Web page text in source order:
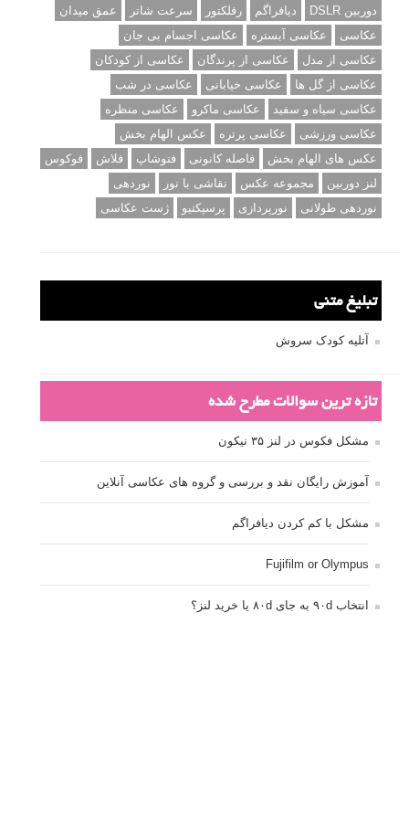
دوربین DSLR
دیافراگم رفلکتور سرعت شاتر
عمق میدان
عکاسی
عکاسی آبستره
عکاسی اجسام بی جان
عکاسی از مدل
عکاسی از پرندگان
عکاسی از کودکان
عکاسی از گل ها
عکاسی خیابانی
عکاسی در شب
عکاسی سیاه و سفید
عکاسی ماکرو
عکاسی منظره
عکاسی ورزشی
عکاسی پرتره
عکس الهام بخش
عکس های الهام بخش
فاصله کانونی فتوشاپ فلاش
فوکوس
لنز دوربین
مجموعه عکس نقاشی با نور
نوردهی
نوردهی طولانی
نورپردازی پرسپکتیو ژست عکاسی
تبلیغ متنی
آتلیه کودک سروش
تازه ترین سوالات مطرح شده
مشکل فکوس در لنز ۳۵ نیکون
آموزش رایگان نقد و بررسی و گروه های عکاسی آنلاین
مشکل با کم کردن دیافراگم
Fujifilm or Olympus
انتخاب ۹۰d به جای ۸۰d یا خرید لنز؟